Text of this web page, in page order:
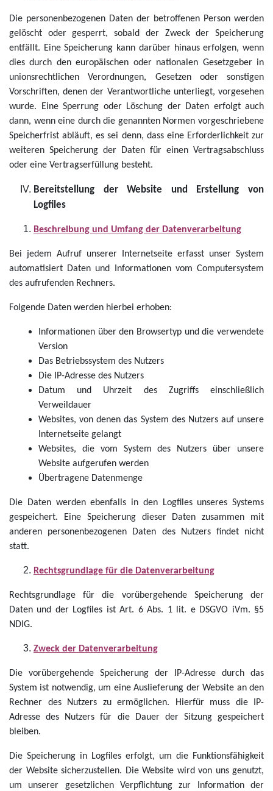
Die personenbezogenen Daten der betroffenen Person werden
gelöscht oder gesperrt, sobald der Zweck der Speicherung
entfällt. Eine Speicherung kann darüber hinaus erfolgen, wenn
dies durch den europäischen oder nationalen Gesetzgeber in
unionsrechtlichen Verordnungen, Gesetzen oder sonstigen
Vorschriften, denen der Verantwortliche unterliegt, vorgesehen
wurde. Eine Sperrung oder Löschung der Daten erfolgt auch
dann, wenn eine durch die genannten Normen vorgeschriebene
Speicherfrist abläuft, es sei denn, dass eine Erforderlichkeit zur
weiteren Speicherung der Daten für einen Vertragsabschluss
oder eine Vertragserfüllung besteht.
Bereitstellung der Website und Erstellung von
Logfiles
Beschreibung und Umfang der Datenverarbeitung
Bei jedem Aufruf unserer Internetseite erfasst unser System
automatisiert Daten und Informationen vom Computersystem
des aufrufenden Rechners.
Folgende Daten werden hierbei erhoben:
Informationen über den Browsertyp und die verwendete
Version
Das Betriebssystem des Nutzers
Die IP-Adresse des Nutzers
Datum und Uhrzeit des Zugriffs einschließlich
Verweildauer
Websites, von denen das System des Nutzers auf unsere
Internetseite gelangt
Websites, die vom System des Nutzers über unsere
Website aufgerufen werden
Übertragene Datenmenge
Die Daten werden ebenfalls in den Logfiles unseres Systems
gespeichert. Eine Speicherung dieser Daten zusammen mit
anderen personenbezogenen Daten des Nutzers findet nicht
statt.
Rechtsgrundlage für die Datenverarbeitung
Rechtsgrundlage für die vorübergehende Speicherung der
Daten und der Logfiles ist Art. 6 Abs. 1 lit. e DSGVO iVm. §5
NDIG.
Zweck der Datenverarbeitung
Die vorübergehende Speicherung der IP-Adresse durch das
System ist notwendig, um eine Auslieferung der Website an den
Rechner des Nutzers zu ermöglichen. Hierfür muss die IP-
Adresse des Nutzers für die Dauer der Sitzung gespeichert
bleiben.
Die Speicherung in Logfiles erfolgt, um die Funktionsfähigkeit
der Website sicherzustellen. Die Website wird von uns genutzt,
um unserer gesetzlichen Verpflichtung zur Information der